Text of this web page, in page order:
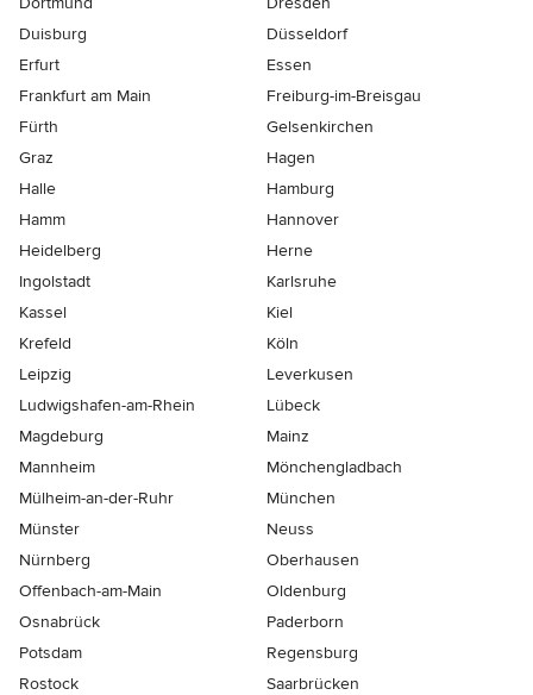
Duisburg
Düsseldorf
Erfurt
Essen
Frankfurt am Main
Freiburg-im-Breisgau
Fürth
Gelsenkirchen
Graz
Hagen
Halle
Hamburg
Hamm
Hannover
Heidelberg
Herne
Ingolstadt
Karlsruhe
Kassel
Kiel
Krefeld
Köln
Leipzig
Leverkusen
Ludwigshafen-am-Rhein
Lübeck
Magdeburg
Mainz
Mannheim
Mönchen­gladbach
Mülheim-an-der-Ruhr
München
Münster
Neuss
Nürnberg
Oberhausen
Offenbach-am-Main
Oldenburg
Osnabrück
Paderborn
Potsdam
Regensburg
Rostock
Saarbrücken